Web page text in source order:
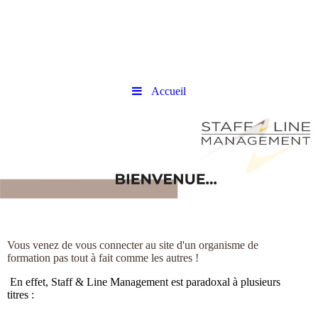
Accueil
Vous venez de vous connecter au site d'un organisme de
formation pas tout à fait comme les autres !
En effet, Staff & Line Management est paradoxal à plusieurs
titres :